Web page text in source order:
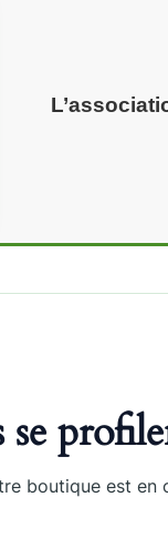
se
boutique est